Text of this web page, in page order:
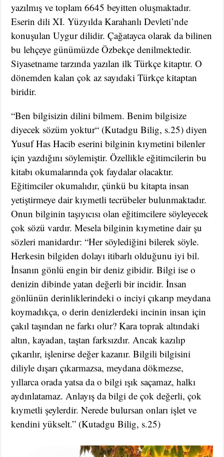
yazılmış ve toplam 6645 beyitten oluşmaktadır.
Eserin dili XI. Yüzyılda Karahanlı Devleti’nde
konuşulan Uygur dilidir. Çağatayca olarak da bilinen
bu lehçeye günümüzde Özbekçe denilmektedir.
Siyasetname tarzında yazılan ilk Türkçe kitaptır. O
dönemden kalan çok az sayıdaki Türkçe kitaptan
biridir.
“Ben bilgisizin dilini bilmem. Benim bilgisize
diyecek sözüm yoktur“ (Kutadgu Bilig, s.25) diyen
Yusuf Has Hacib eserini bilginin kıymetini bilenler
için yazdığını söylemiştir. Özellikle eğitimcilerin bu
kitabı okumalarında çok faydalar olacaktır.
Eğitimciler okumalıdır, çünkü bu kitapta insan
yetiştirmeye dair kıymetli tecrübeler bulunmaktadır.
Onun bilginin taşıyıcısı olan eğitimcilere söyleyecek
çok sözü vardır. Mesela bilginin kıymetine dair şu
sözleri manidardır: “Her söylediğini bilerek söyle.
Herkesin bilgiden dolayı itibarlı olduğunu iyi bil.
İnsanın gönlü engin bir deniz gibidir. Bilgi ise o
denizin dibinde yatan değerli bir incidir. İnsan
gönlünün derinliklerindeki o inciyi çıkarıp meydana
koymadıkça, o derin denizlerdeki incinin insan için
çakıl taşından ne farkı olur? Kara toprak altındaki
altın, kayadan, taştan farksızdır. Ancak kazılıp
çıkarılır, işlenirse değer kazanır. Bilgili bilgisini
diliyle dışarı çıkarmazsa, meydana dökmezse,
yıllarca orada yatsa da o bilgi ışık saçamaz, halkı
aydınlatamaz. Anlayış da bilgi de çok değerli, çok
kıymetli şeylerdir. Nerede bulursan onları işlet ve
kendini yükselt.” (Kutadgu Bilig, s.25)